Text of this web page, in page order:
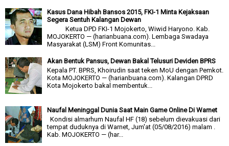
Kasus Dana Hibah Bansos 2015, FKI-1 Minta Kejaksaan
Segera Sentuh Kalangan Dewan
Ketua DPD FKI-1 Mojokerto, Wiwid Haryono. Kab.
MOJOKERTO — (harianbuana.com). Lembaga Swadaya
Masyarakat (LSM) Front Komunitas...
Akan Bentuk Pansus, Dewan Bakal Telusuri Deviden BPRS
Kepala PT. BPRS, Khoirudin saat teken MoU dengan Pemkot.
Kota MOJOKERTO — (harianbuana.com). Kalangan DPRD
Kota Mojokerto bakal membentuk...
Naufal Meninggal Dunia Saat Main Game Online Di Warnet
Kondisi almarhum Naufal HF (18) sebelum dievakuasi dari
tempat duduknya di Warnet, Jum'at (05/08/2016) malam .
Kab. MOJOKERTO — (har...